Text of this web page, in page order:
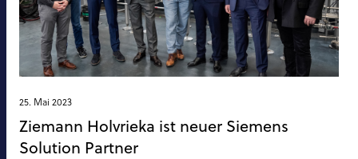
25. Mai 2023
Ziemann Holvrieka ist neuer Siemens
Solution Partner